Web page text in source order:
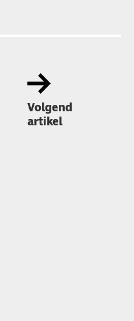
Volgend
artikel